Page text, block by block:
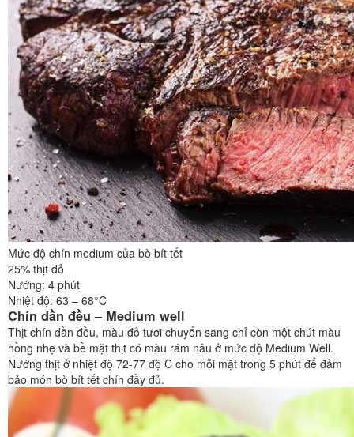
Mức độ chín medium của bò bít tết
25% thịt đỏ
Nướng: 4 phút
Nhiệt độ: 63 – 68°C
Chín dần đều – Medium well
Thịt chín dần đều, màu đỏ tươi chuyển sang chỉ còn một chút màu
hồng nhẹ và bề mặt thịt có màu rám nâu ở mức độ Medium Well.
Nướng thịt ở nhiệt độ 72-77 độ C cho mỗi mặt trong 5 phút để đảm
bảo món bò bít tết chín đầy đủ.